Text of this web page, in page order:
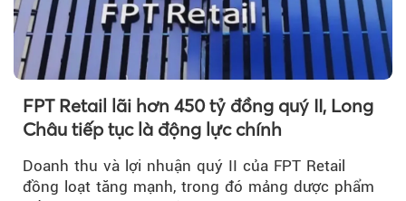
FPT Retail lãi hơn 450 tỷ đồng quý II, Long
Châu tiếp tục là động lực chính
Doanh thu và lợi nhuận quý II của FPT Retail
đồng loạt tăng mạnh, trong đó mảng dược phẩm